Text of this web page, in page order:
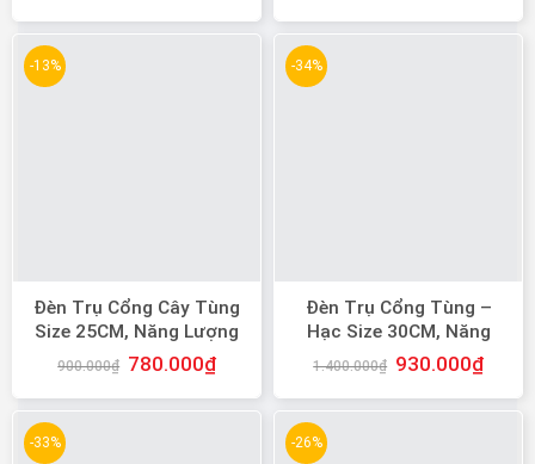
-13%
Đèn Trụ Cổng Cây Tùng
Size 25CM, Năng Lượng
Mặt Trời
900.000₫ 780.000₫
-34%
Đèn Trụ Cổng Tùng –
Hạc Size 30CM, Năng
Lượng Mặt Trời
1.400.000₫ 930.000₫
-33% -26%